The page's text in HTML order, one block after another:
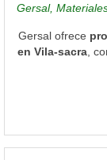
Gersal,
Gersal ofrece
en Vila-sacra,